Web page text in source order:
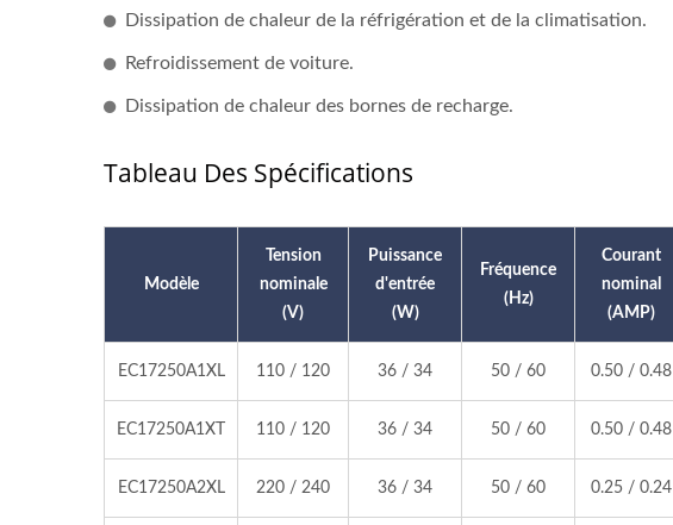
Dissipation de chaleur de la réfrigération et de la climatisation.
Refroidissement de voiture.
Dissipation de chaleur des bornes de recharge.
Tableau Des Spécifications
Modèle
Tension
nominale
(V)
Puissance
d'entrée
(W)
Fréquence
(Hz)
Courant
nominal
(AMP)
EC17250A1XL 110 / 120 36 / 34 50 / 60 0.50 / 0.48
EC17250A1XT 110 / 120 36 / 34 50 / 60 0.50 / 0.48
EC17250A2XL 220 / 240 36 / 34 50 / 60 0.25 / 0.24